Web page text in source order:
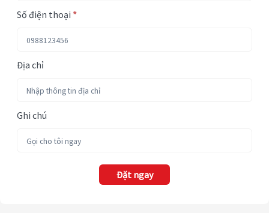
Số điện thoại *
Địa chỉ
Ghi chú
Đặt ngay